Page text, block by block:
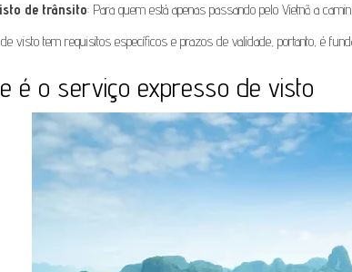
de trânsito: Para quem está apenas passando pelo Vietnã a
de visto tem requisitos específicos e prazos de validade, portanto, é
é o serviço expresso de visto